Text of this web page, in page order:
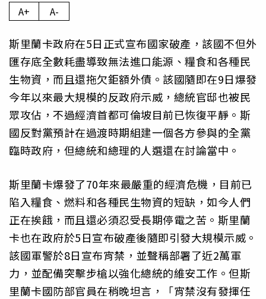
A+ A-
斯里蘭卡政府在5日正式宣布國家破產，該國不但外
匯存底全數耗盡導致無法進口能源、糧食和各種民
生物資，而且還拖欠鉅額外債。該國隨即在9日爆發
今年以來最大規模的反政府示威，總統官邸也被民
眾攻佔，不過經濟首都可倫坡目前已恢復平靜。斯
國反對黨預計在過渡時期組建一個各方參與的全黨
臨時政府，但總統和總理的人選還在討論當中。
斯里蘭卡爆發了70年來最嚴重的經濟危機，目前已
陷入糧食、燃料和各種民生物資的短缺，如今人們
正在挨餓，而且還必須忍受長期停電之苦。斯里蘭
卡也在政府於5日宣布破產後隨即引發大規模示威。
該國軍警於8日宣布宵禁，並聲稱部署了近2萬軍
力，並配備突擊步槍以強化總統的維安工作。但斯
里蘭卡國防部官員在稍晚坦言，「宵禁沒有發揮任